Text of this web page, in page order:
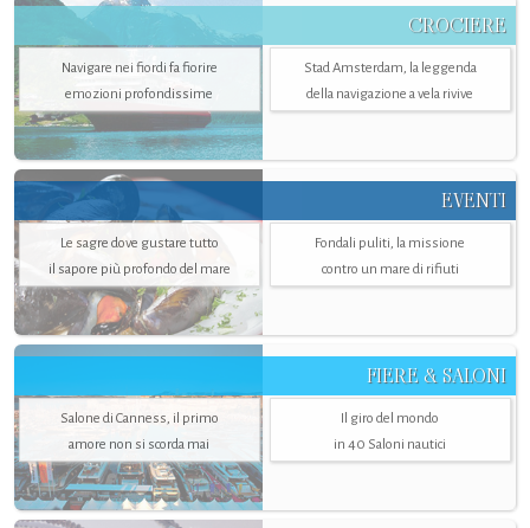
CROCIERE
Navigare nei fiordi fa fiorire
emozioni profondissime
Stad Amsterdam, la leggenda
della navigazione a vela rivive
EVENTI
Le sagre dove gustare tutto
il sapore più profondo del mare
Fondali puliti, la missione
contro un mare di rifiuti
FIERE & SALONI
Salone di Canness, il primo
amore non si scorda mai
Il giro del mondo
in 40 Saloni nautici